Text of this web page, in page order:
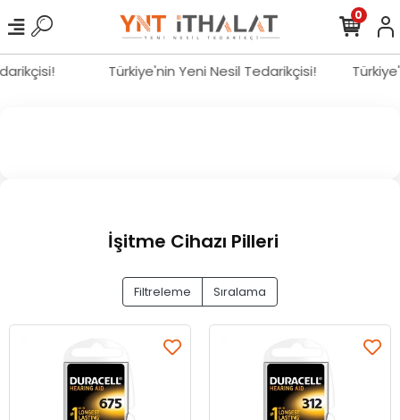
Türkiye'nin Yeni Nesil Tedarikçisi!
0
İşitme Cihazı Pilleri
Filtreleme Sıralama